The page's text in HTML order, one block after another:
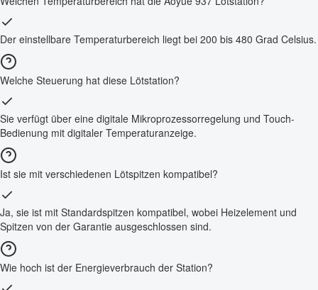
Der einstellbare Temperaturbereich liegt bei 200 bis 480 Grad Celsius.
Welche Steuerung hat diese Lötstation?
Sie verfügt über eine digitale Mikroprozessorregelung und Touch-
Bedienung mit digitaler Temperaturanzeige.
Ist sie mit verschiedenen Lötspitzen kompatibel?
Ja, sie ist mit Standardspitzen kompatibel, wobei Heizelement und
Spitzen von der Garantie ausgeschlossen sind.
Wie hoch ist der Energieverbrauch der Station?